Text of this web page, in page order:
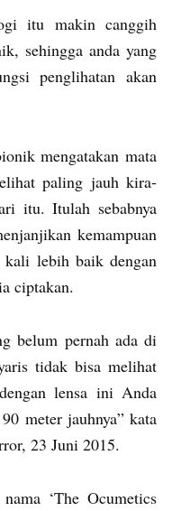
itu makin canggih
sehingga anda yang
penglihatan akan
mengatakan mata
paling jauh kira-
itu. Itulah sebabnya
kemampuan
lebih baik dengan
ciptakan.
belum pernah ada di
tidak bisa melihat
lensa ini Anda
meter jauhnya” kata
23 Juni 2015.
‘The Ocumetics